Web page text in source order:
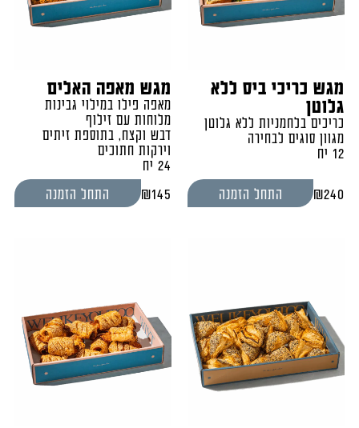
מגש כריכי ביס ללא
גלוטן
כריכים בלחמניות ללא גלוטן
מגוון סוגים לבחירה
12 יח
240
₪ התחל הזמנה
מגש מאפה האלים
מאפה פילו במילוי גבינות
מלוחות עם זילוף
דבש וקצח, בתוספת זיתים
וירקות חתוכים
24 יח
145
₪ התחל הזמנה